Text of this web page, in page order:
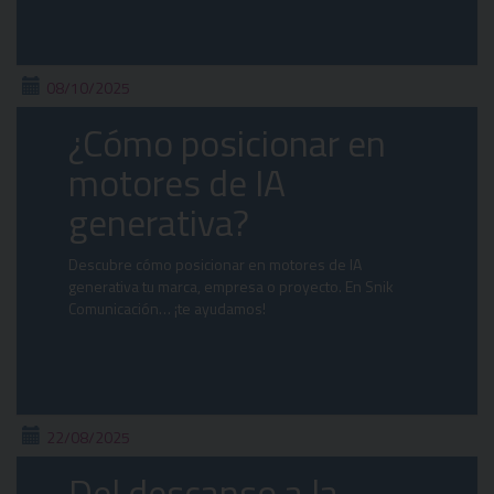
08/10/2025
¿Cómo posicionar en
motores de IA
generativa?
Descubre cómo posicionar en motores de IA
generativa tu marca, empresa o proyecto. En Snik
Comunicación… ¡te ayudamos!
22/08/2025